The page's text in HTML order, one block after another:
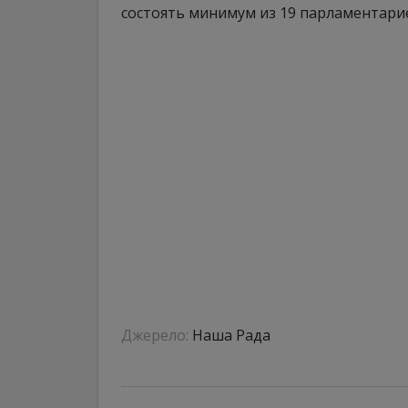
состоять минимум из 19
Джерело: Наша Рада